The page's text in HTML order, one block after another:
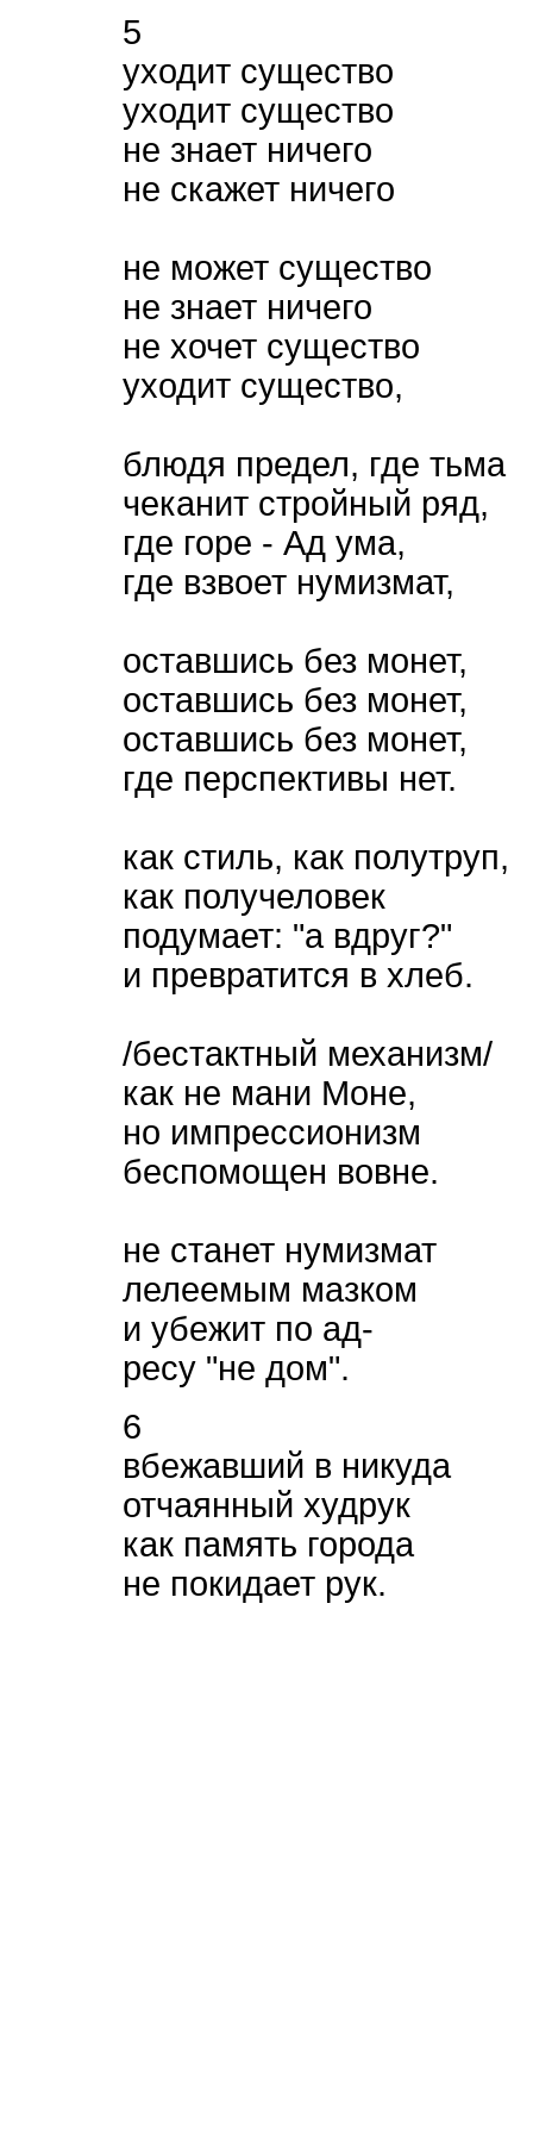
5
уходит существо
уходит существо
не знает ничего
не скажет ничего
не может существо
не знает ничего
не хочет существо
уходит существо,
блюдя предел, где тьма
чеканит стройный ряд,
где горе - Ад ума,
где взвоет нумизмат,
оставшись без монет,
оставшись без монет,
оставшись без монет,
где перспективы нет.
как стиль, как полутруп,
как получеловек
подумает: "а вдруг?"
и превратится в хлеб.
/бестактный механизм/
как не мани Моне,
но импрессионизм
беспомощен вовне.
не станет нумизмат
лелеемым мазком
и убежит по ад-
ресу "не дом".
6
вбежавший в никуда
отчаянный худрук
как память города
не покидает рук.